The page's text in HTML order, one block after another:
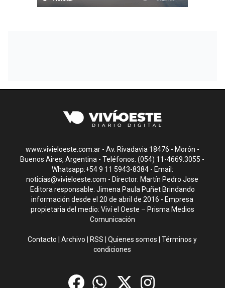
www.vivieloeste.com.ar - Av. Rivadavia 18476 - Morón -
Buenos Aires, Argentina - Teléfonos: (054) 11-4669.3055 -
Whatsapp:+54 9 11 5943-8384 - Email:
noticias@vivieloeste.com - Director: Martín Pedro Jose
Editora responsable: Jimena Paula Puñet Brindando
información desde el 20 de abril de 2016 - Empresa
propietaria del medio: Viví el Oeste – Prisma Medios
Comunicación
Contacto |Archivo RSS |Quienes somos |Términos y
condiciones